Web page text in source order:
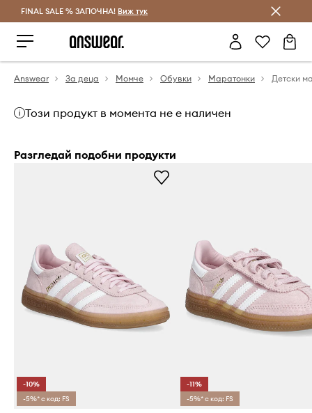
Спестявай с Answear Club
FINAL SALE % ЗАПОЧНА! Виж тук
Answear За деца Момче Обувки Маратонки
Този продукт в момента не е наличен
Разгледай подобни продукти
-10%
-5%* с код: FS
-11%
-5%* с код: FS